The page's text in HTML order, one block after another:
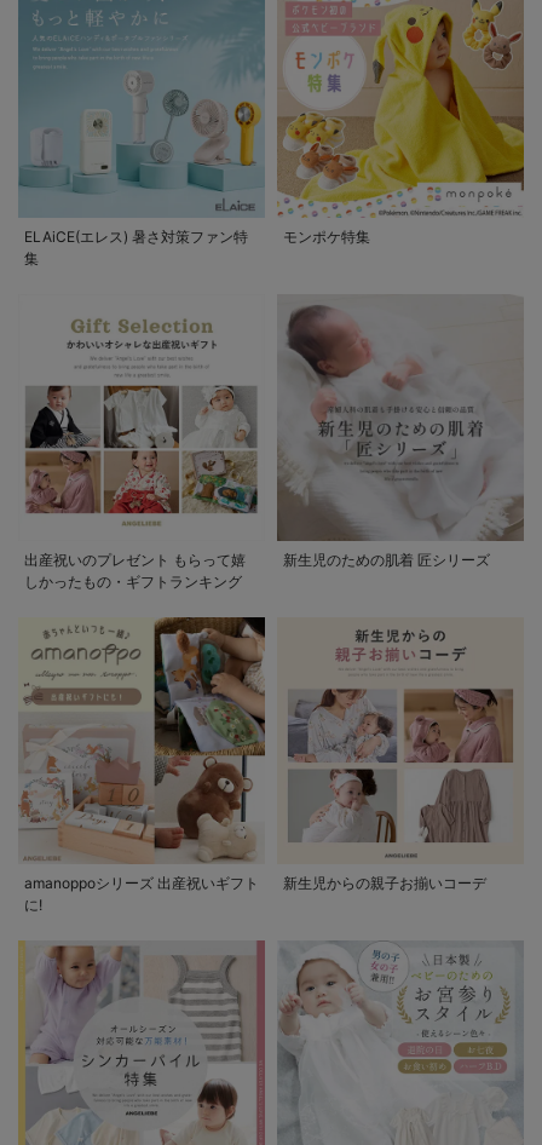
ELAiCE(エレス) 暑さ対策ファン特
集
モンポケ特集
出産祝いのプレゼント もらって嬉
しかったもの・ギフトランキング
新生児のための肌着 匠シリーズ
amanoppoシリーズ 出産祝いギフト
に!
新生児からの親子お揃いコーデ